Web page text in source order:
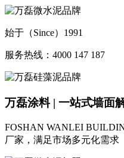
始于（Since）1991
服务热线：4000 147 187
万磊涂料 | 一站式墙面
FOSHAN WANLEI
厂家，满足市场多元化需求